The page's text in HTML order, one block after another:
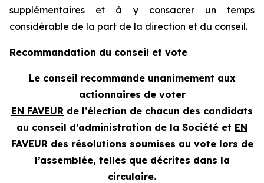
supplémentaires et à y consacrer un temps
considérable de la part de la direction et du conseil.
Recommandation du conseil et vote
Le conseil recommande unanimement aux
actionnaires de voter
EN FAVEUR de l’élection de chacun des candidats
au conseil d’administration de la Société et EN
FAVEURdes résolutions soumises au vote lors de
l’assemblée, telles que décrites dans la
circulaire.